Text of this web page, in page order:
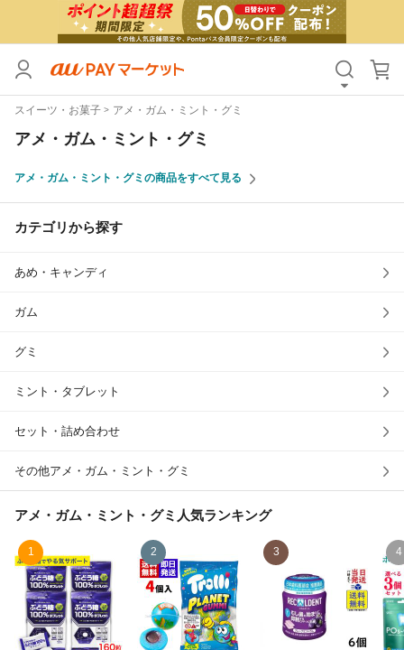
スイーツ・お菓子 アメ・ガム・ミント・グミ
アメ・ガム・ミント・グミ
アメ・ガム・ミント・グミの商品をすべて見る
カテゴリから探す
あめ・キャンディ
ガム
グミ
ミント・タブレット
セット・詰め合わせ
その他アメ・ガム・ミント・グミ
アメ・ガム・ミント・グミ 人気ランキング
1 2 3 4
カテゴリ すべて
価格
Pontaパス特典対象すべて
除外ワード